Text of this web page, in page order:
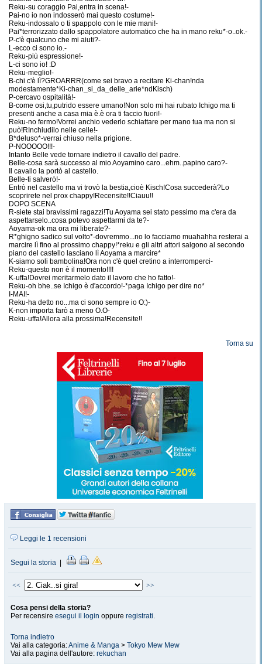
Reku-su coraggio Pai,entra in scena!-
Pai-no io non indosserò mai questo costume!-
Reku-indossalo o ti spappolo con le mie mani!-
Pai*terrorizzato dallo spappolatore automatico che ha in mano reku*-o..ok.-
P-c'è qualcuno che mi aiuti?-
L-ecco ci sono io.-
Reku-più espressione!-
L-ci sono io! :D
Reku-meglio!-
B-chi c'è lì?GROARRR(come sei bravo a recitare Ki-chan!nda
modestamente*Ki-chan_si_da_delle_arie*ndKisch)
P-cercavo ospitalità!-
B-come osi,tu,putrido essere umano!Non solo mi hai rubato Ichigo ma ti
presenti anche a casa mia è.è ora ti faccio fuori!-
Reku-no fermo!Vorrei anchio vederlo schiattare per mano tua ma non si
può!RInchiudilo nelle celle!-
B*deluso*-verrai chiuso nella prigione.
P-NOOOOO!!!-
Intanto Belle vede tornare indietro il cavallo del padre.
Belle-cosa sarà successo al mio Aoyamino caro...ehm..papino caro?-
Il cavallo la portò al castello.
Belle-ti salverò!-
Entrò nel castello ma vi trovò la bestia,cioè Kisch!Cosa succederà?Lo
scoprirete nel prox chappy!Recensite!!Ciauu!!
DOPO SCENA
R-siete stai bravissimi ragazzi!Tu Aoyama sei stato pessimo ma c'era da
aspettarselo..cosa potevo aspettarmi da te?-
Aoyama-ok ma ora mi liberate?-
R*ghigno sadico sul volto*-dovremmo...no lo facciamo muahahha resterai a
marcire lì fino al prossimo chappy!*reku e gli altri attori salgono al secondo
piano del castello lasciano lì Aoyama a marcire*
K-siamo soli bambolina!Ora non c'è quel cretino a interromperci-
Reku-questo non è il momento!!!!
K-uffa!Dovrei meritarmelo dato il lavoro che ho fatto!-
Reku-oh bhe..se Ichigo è d'accordo!-*paga Ichigo per dire no*
I-MAI!-
Reku-ha detto no...ma ci sono sempre io O:)-
K-non importa farò a meno O.O-
Reku-uffa!Allora alla prossima!Recensite!!
Torna su
Leggi le 1 recensioni
Segui la storia
<< >>
Cosa pensi della storia?
Per recensire esegui il login oppure registrati.
Torna indietro
Vai alla categoria:Anime & Manga > Tokyo Mew Mew
Vai alla pagina dell'autore: rekuchan